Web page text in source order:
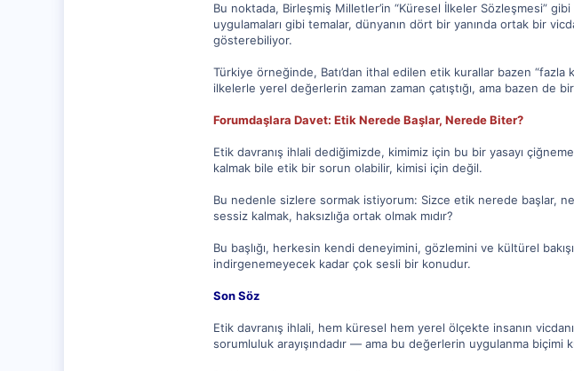
Bu noktada, Birleşmiş Milletler’in “Küresel İlkeler Sözleşmesi”
uygulamaları gibi temalar, dünyanın dört bir yanında ortak bir
gösterebiliyor.
Türkiye örneğinde, Batı’dan ithal edilen etik kurallar bazen
ilkelerle yerel değerlerin zaman zaman çatıştığı, ama bazen de
Forumdaşlara Davet: Etik Nerede Başlar, Nerede Biter?
Etik davranış ihlali dediğimizde, kimimiz için bu bir yasayı
kalmak bile etik bir sorun olabilir, kimisi için değil.
Bu nedenle sizlere sormak istiyorum: Sizce etik nerede başlar,
sessiz kalmak, haksızlığa ortak olmak mıdır?
Bu başlığı, herkesin kendi deneyimini, gözlemini ve kültürel
indirgenemeyecek kadar çok sesli bir konudur.
Son Söz
Etik davranış ihlali, hem küresel hem yerel ölçekte insanın
sorumluluk arayışındadır — ama bu değerlerin uygulanma